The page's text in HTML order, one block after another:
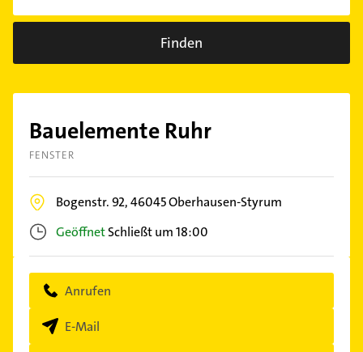
Finden
Bauelemente Ruhr
FENSTER
Bogenstr. 92,46045Oberhausen-Styrum
GeöffnetSchließt um 18:00
Anrufen
E-Mail